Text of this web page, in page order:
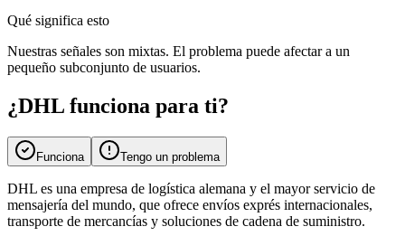
Qué significa esto
Nuestras señales son mixtas. El problema puede afectar a un
pequeño subconjunto de usuarios.
¿DHL funciona para ti?
Funciona Tengo un problema
DHL es una empresa de logística alemana y el mayor servicio de
mensajería del mundo, que ofrece envíos exprés internacionales,
transporte de mercancías y soluciones de cadena de suministro.